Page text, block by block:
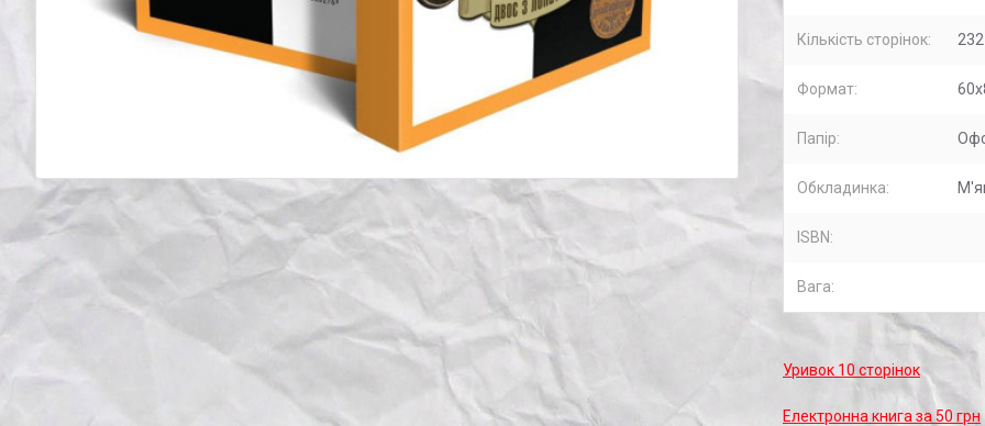
Кількість сторінок: 232
Формат:
Папір:
Обкладинка:
ISBN:
Вага:
Уривок 10 сторінок
Електронна книга за 50 грн